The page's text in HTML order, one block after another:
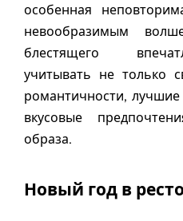
особенная
невообразимым
блестящего
учитывать не только
романтичности,
вкусовые
образа.
Новый год в